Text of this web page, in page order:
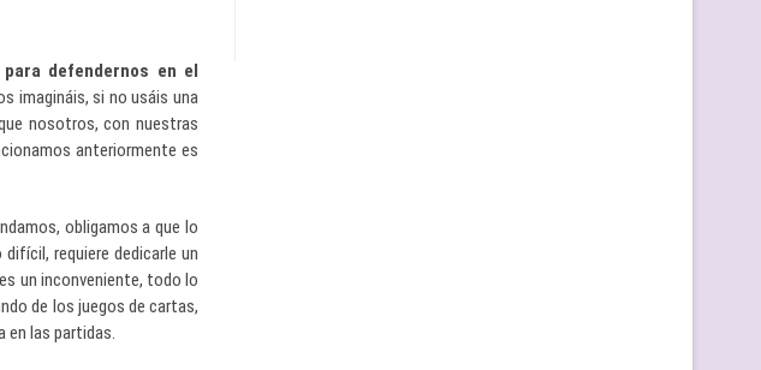
defendernos en el
imagináis, si no usáis una
nosotros, con nuestras
anteriormente es
obligamos a que lo
requiere dedicarle un
un inconveniente, todo lo
de los juegos de cartas,
en las partidas.